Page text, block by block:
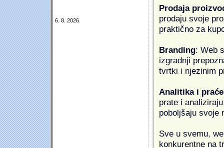
6. 8. 2026.
Prodaja
prodaju svoje
praktično za
Branding: Web
izgradnji
tvrtki i njezinim
Analitika i
prate i
poboljšaju svoje
Sve u svemu,
konkurentne na